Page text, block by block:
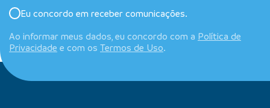
Eu concordo em receber comunicações.
Ao informar meus dados, eu concordo com a Política de
Privacidade e com os Termos de Uso.